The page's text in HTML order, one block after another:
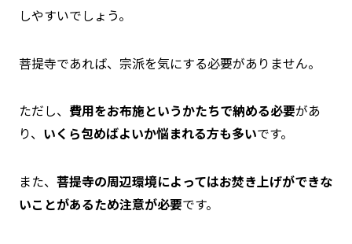
しやすいでしょう。
菩提寺であれば、宗派を気にする必要がありません。
ただし、 費用をお布施というかたちで納める必要があ
り、 いくら包めばよいか悩まれる方も多いです。
また、 菩提寺の周辺環境によってはお焚き上げができな
いことがあるため注意が必要です。